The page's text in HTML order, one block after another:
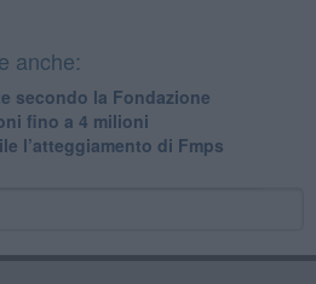
anche:
secondo la Fondazione
fino a 4 milioni
l’atteggiamento di Fmps